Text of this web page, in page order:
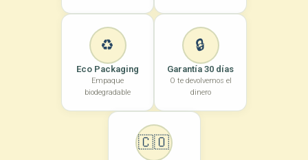
♻️
Eco Packaging
Empaque
biodegradable
🔒
Garantía 30 días
O te devolvemos el
dinero
🇨🇴